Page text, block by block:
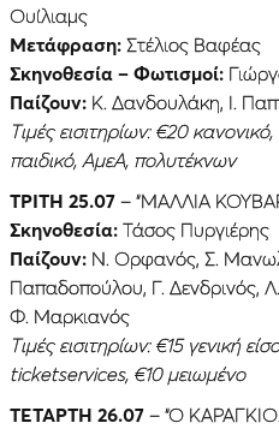
Ουίλιαμς
Μετάφραση: Στέλιος Βαφέας
Σκηνοθεσία – Φωτισμοί:
Παίζουν: Κ. Δανδουλάκη, Ι.
Τιμές εισιτηρίων: €20
παιδικό, ΑμεΑ, πολυτέκνων
ΤΡΙΤΗ 25.07 – “ΜΑΛΛΙΑ
Σκηνοθεσία: Τάσος Πυργιέρης
Παίζουν: Ν. Ορφανός, Σ.
Παπαδοπούλου, Γ. Δενδρινός,
Φ. Μαρκιανός
Τιμές εισιτηρίων: €15 γενική
ticketservices, €10 μειωμένο
ΤΕΤΑΡΤΗ 26.07 – “Ο